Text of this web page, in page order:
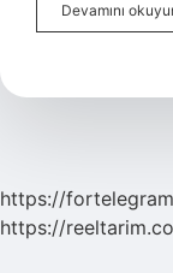
Devamını
https://
https://